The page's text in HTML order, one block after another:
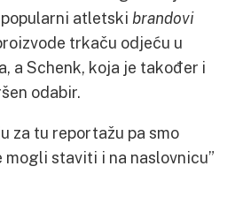
atletski brandovi
trkaču odjeću u
a Schenk, koja je također i
odabir.
za tu reportažu pa smo
mogli staviti i na naslovnicu”